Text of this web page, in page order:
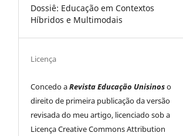
Dossiê: Educação em Contextos
Híbridos e Multimodais
Licença
Concedo aRevista Educação Unisinoso
direito de primeira publicação da versão
revisada do meu artigo, licenciado sob a
Licença Creative Commons Attribution